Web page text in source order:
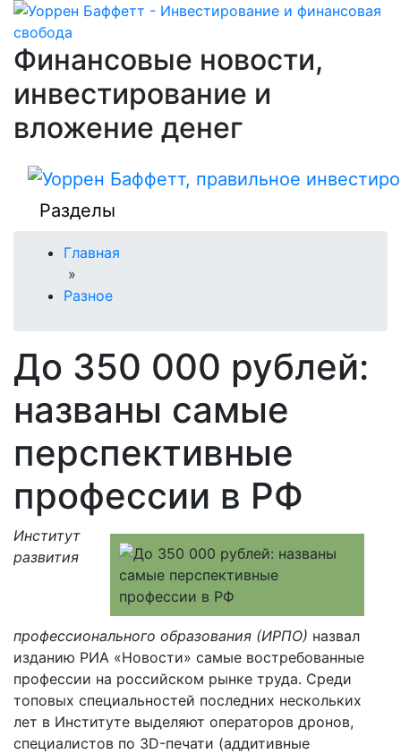
Финансовые новости,
инвестирование и
вложение денег
Разделы
Главная
»
Разное
До 350 000 рублей:
названы самые
перспективные
профессии в РФ
Институт
развития
профессионального образования (ИРПО) назвал
изданию РИА «Новости» самые востребованные
профессии на российском рынке труда. Среди
топовых специальностей последних нескольких
лет в Институте выделяют операторов дронов,
специалистов по 3D-печати (аддитивные